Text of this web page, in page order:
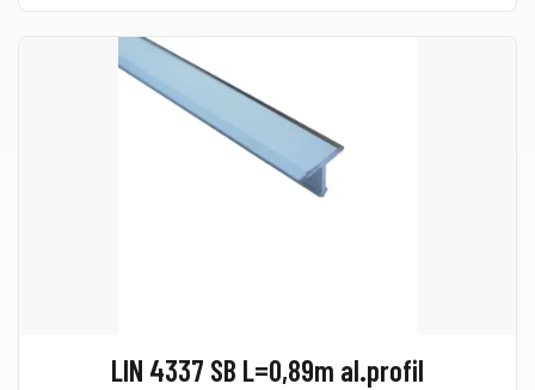
LIN 4337 SB L=0,89m al.profil